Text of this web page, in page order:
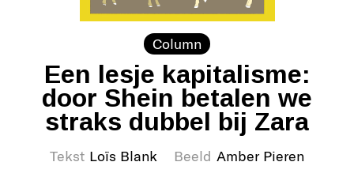
Column
Een lesje kapitalisme:
door Shein betalen we
straks dubbel bij Zara
Tekst Loïs Blank Beeld Amber Pieren